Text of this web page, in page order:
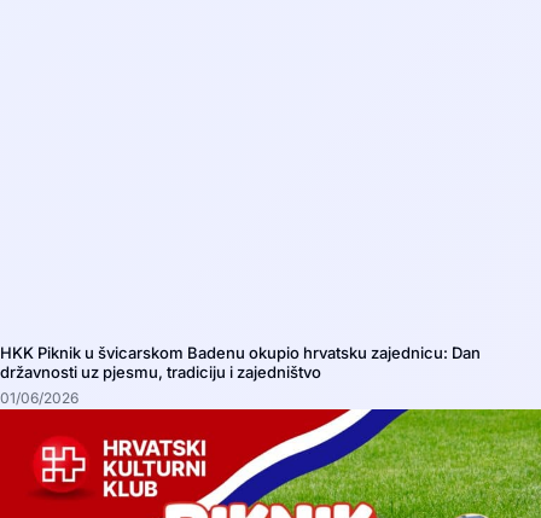
HKK Piknik u švicarskom Badenu okupio hrvatsku zajednicu: Dan
državnosti uz pjesmu, tradiciju i zajedništvo
01/06/2026